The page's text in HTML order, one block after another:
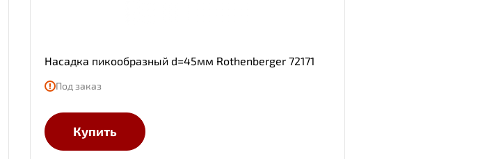
Насадка пикообразный d=45мм Rothenberger 72171
Под заказ
Купить